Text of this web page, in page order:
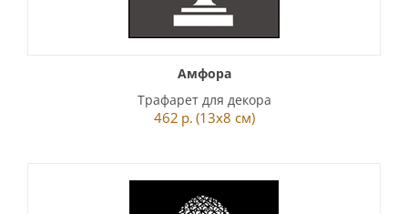
Амфора
Трафарет для декора
462 р. (13x8 см)